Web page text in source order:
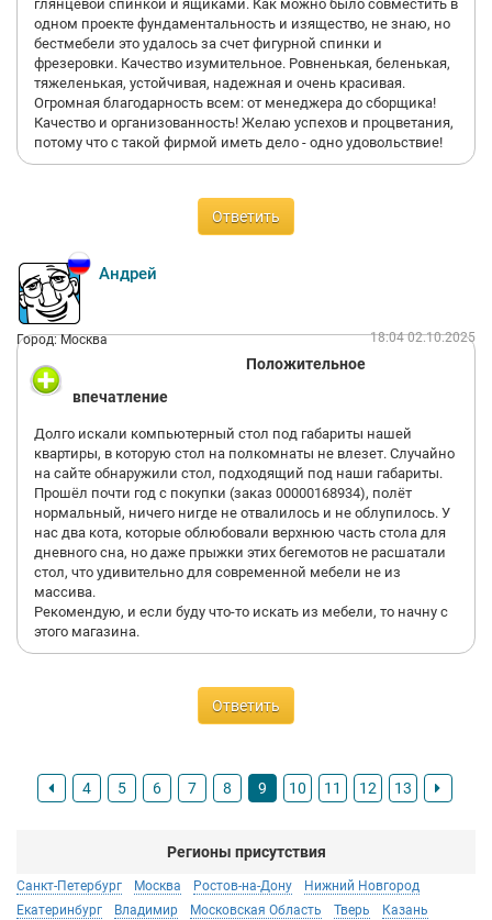
глянцевой спинкой и ящиками. Как можно было совместить в
одном проекте фундаментальность и изящество, не знаю, но
бестмебели это удалось за счет фигурной спинки и
фрезеровки. Качество изумительное. Ровненькая, беленькая,
тяжеленькая, устойчивая, надежная и очень красивая.
Огромная благодарность всем: от менеджера до сборщика!
Качество и организованность! Желаю успехов и процветания,
потому что с такой фирмой иметь дело - одно удовольствие!
Ответить
Андрей
Город: Москва 18:04 02.10.2025
Положительное
впечатление
Долго искали компьютерный стол под габариты нашей
квартиры, в которую стол на полкомнаты не влезет. Случайно
на сайте обнаружили стол, подходящий под наши габариты.
Прошёл почти год с покупки (заказ 00000168934), полёт
нормальный, ничего нигде не отвалилось и не облупилось. У
нас два кота, которые облюбовали верхнюю часть стола для
дневного сна, но даже прыжки этих бегемотов не расшатали
стол, что удивительно для современной мебели не из
массива.
Рекомендую, и если буду что-то искать из мебели, то начну с
этого магазина.
Ответить
4 5 6 7 8 9 10 11 12 13
Регионы присутствия
Санкт-Петербург Москва Ростов-на-Дону
Нижний Новгород
Екатеринбург
Владимир Московская Область Тверь
Казань